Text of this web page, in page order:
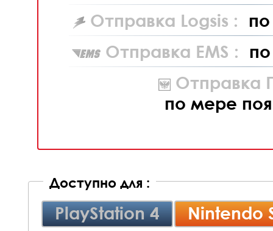
Отправка Logsis :
Отправка EMS :
Отправка
по мере
Доступно для :
PlayStation 4 Nintendo